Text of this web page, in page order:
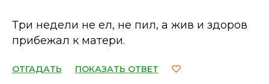
Три недели не ел, не пил, а жив и здоров
прибежал к матери.
ОТГАДАТЬ ПОКАЗАТЬ ОТВЕТ